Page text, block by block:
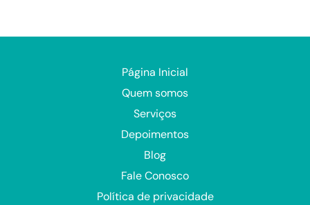
Página Inicial
Quem somos
Serviços
Depoimentos
Blog
Fale Conosco
Política de privacidade